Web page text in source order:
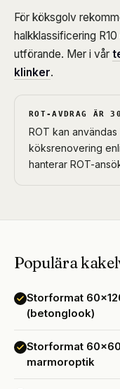
För köksgolv
halkklassificering
utförande. Mer i vår
klinker.
ROT-AVDRAG ÄR
ROT kan
köksrenovering
hanterar ROT-
Populära
Storformat
(betonglook)
Storformat
marmoroptik